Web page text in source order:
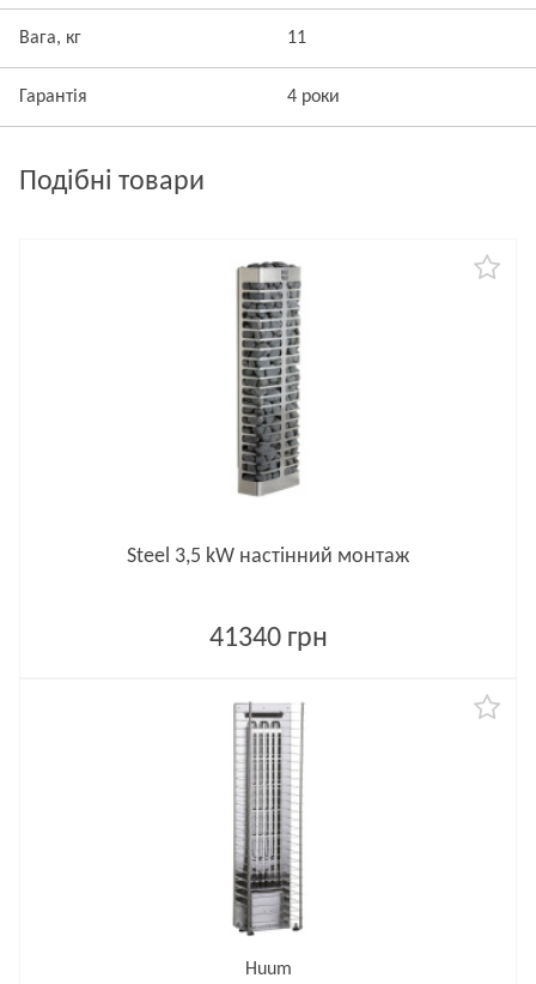
Вага, кг 11
Гарантія 4 роки
Подібні товари
Steel 3,5 kW настінний монтаж
41340 грн
Huum